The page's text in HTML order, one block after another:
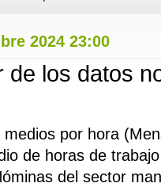
2024 23:00
de los datos
medios por hora
de horas de
del sector